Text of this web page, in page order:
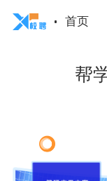
首页
帮